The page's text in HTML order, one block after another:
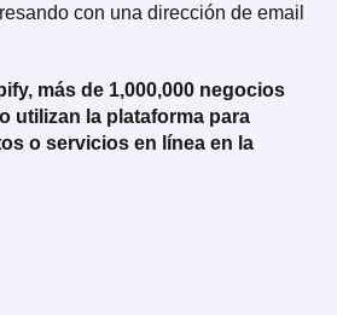
con una dirección de email
más de 1,000,000 negocios
utilizan la plataforma para
o servicios en línea en la